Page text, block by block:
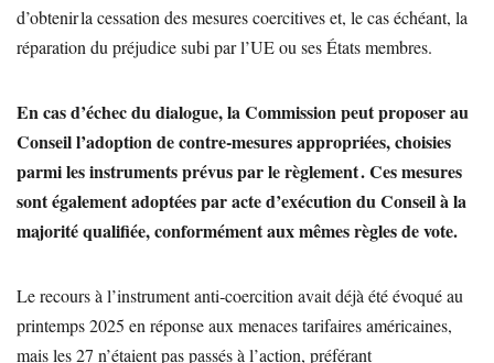
d’obtenir la cessation des mesures coercitives et, le cas échéant, la
réparation du préjudice subi par l’UE ou ses États membres.
En cas d’échec du dialogue, la Commission peut proposer au
Conseil l’adoption de contre‑mesures appropriées, choisies
parmi les instruments prévus par le règlement . Ces mesures
sont également adoptées par acte d’exécution du Conseil à la
majorité qualifiée, conformément aux mêmes règles de vote.
​​Le recours à l’instrument anti‑coercition avait déjà été évoqué au
printemps 2025 en réponse aux menaces tarifaires américaines,
mais les 27 n’étaient pas passés à l’action, préférant